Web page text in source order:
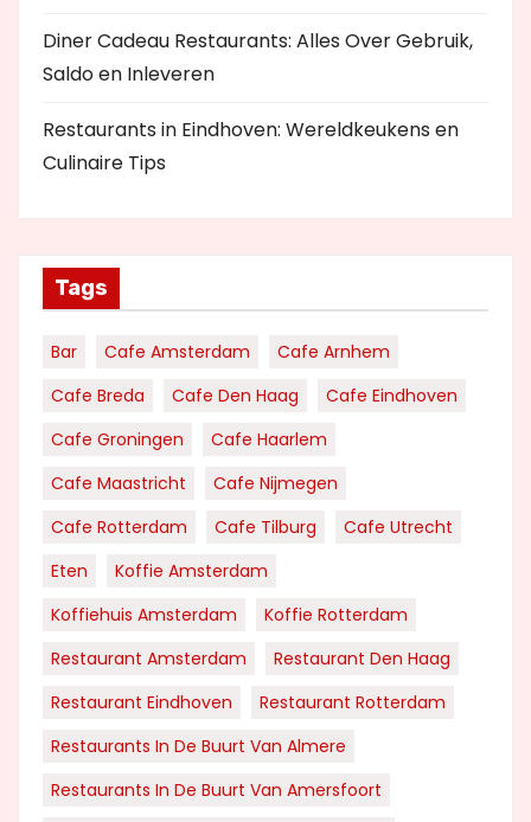
Diner Cadeau Restaurants: Alles Over Gebruik,
Saldo en Inleveren
Restaurants in Eindhoven: Wereldkeukens en
Culinaire Tips
Tags
Bar Cafe Amsterdam
Cafe Arnhem
Cafe Breda
Cafe Den Haag
Cafe Eindhoven
Cafe Groningen
Cafe Haarlem
Cafe Maastricht
Cafe Nijmegen
Cafe Rotterdam
Cafe Tilburg
Cafe Utrecht
Eten
Koffie Amsterdam
Koffiehuis Amsterdam
Koffie Rotterdam
Restaurant Amsterdam
Restaurant Den Haag
Restaurant Eindhoven
Restaurant Rotterdam
Restaurants In De Buurt Van Almere
Restaurants In De Buurt Van Amersfoort